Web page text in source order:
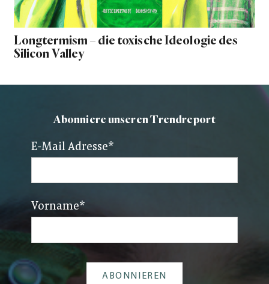
Longtermism – die toxische Ideologie des
Silicon Valley
Abonniere unseren Trendreport
E-Mail Adresse*
Vorname*